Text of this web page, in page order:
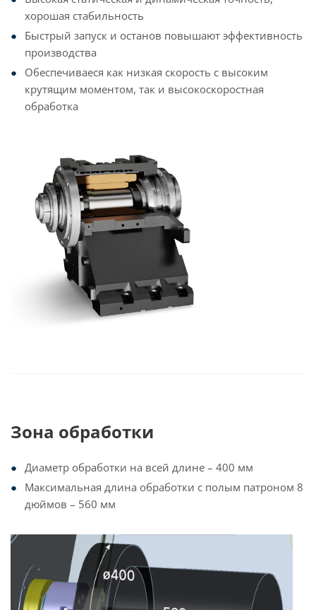
хорошая стабильность
Быстрый запуск и останов повышают эффективность
производства
Обеспечиваеся как низкая скорость с высоким
крутящим моментом, так и высокоскоростная
обработка
Зона обработки
Диаметр обработки на всей длине – 400 мм
Максимальная длина обработки с полым патроном 8
дюймов – 560 мм